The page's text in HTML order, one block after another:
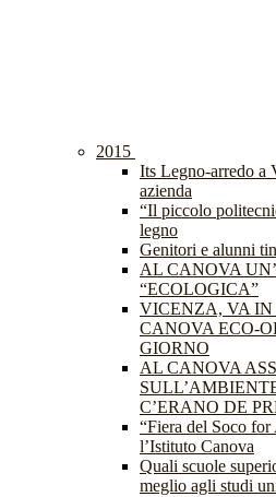
2015
Its Legno-arredo a
azienda
“Il piccolo
legno
Genitori e alunni
AL CANOVA
“ECOLOGICA”
VICENZA, VA IN
CANOVA ECO-
GIORNO
AL CANOVA
C’ERANO DE
“Fiera del Soco
l’Istituto Canova
Quali scuole
meglio agli studi